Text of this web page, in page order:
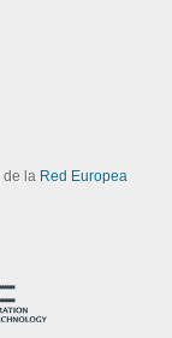
de la Red Europea